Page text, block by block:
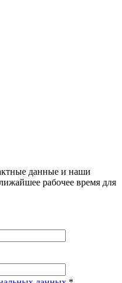
данные и наши
рабочее время для